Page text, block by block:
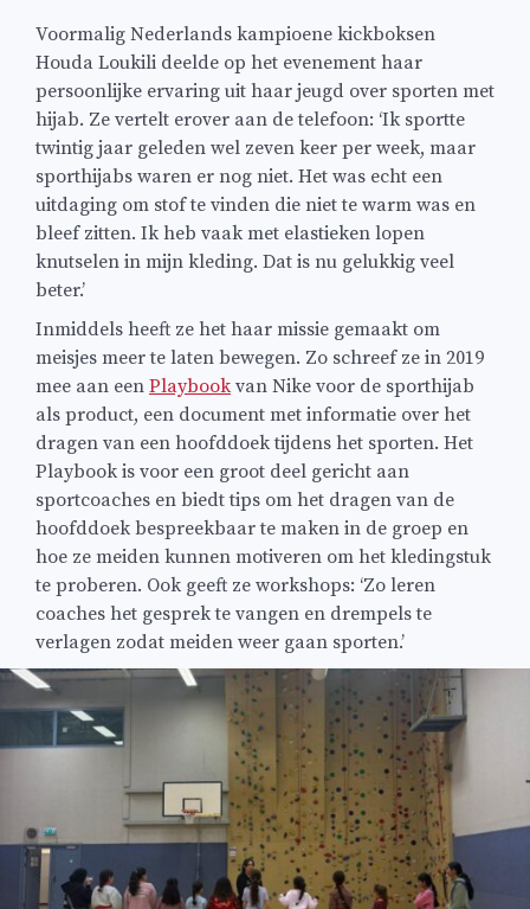
Voormalig Nederlands kampioene kickboksen
Houda Loukili deelde op het evenement haar
persoonlijke ervaring uit haar jeugd over sporten met
hijab. Ze vertelt erover aan de telefoon: ‘Ik sportte
twintig jaar geleden wel zeven keer per week, maar
sporthijabs waren er nog niet. Het was echt een
uitdaging om stof te vinden die niet te warm was en
bleef zitten. Ik heb vaak met elastieken lopen
knutselen in mijn kleding. Dat is nu gelukkig veel
beter.’
Inmiddels heeft ze het haar missie gemaakt om
meisjes meer te laten bewegen. Zo schreef ze in 2019
mee aan een Playbookvan Nike voor de sporthijab
als product, een document met informatie over het
dragen van een hoofddoek tijdens het sporten. Het
Playbook is voor een groot deel gericht aan
sportcoaches en biedt tips om het dragen van de
hoofddoek bespreekbaar te maken in de groep en
hoe ze meiden kunnen motiveren om het kledingstuk
te proberen. Ook geeft ze workshops: ‘Zo leren
coaches het gesprek te vangen en drempels te
verlagen zodat meiden weer gaan sporten.’